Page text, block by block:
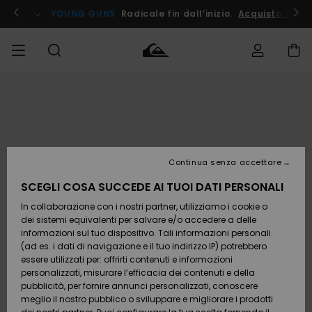
informazioni
prodotto
! YOUNG GUNS Radicale fin dall’inizio. Acquista Ora
Accessori
Calzature
e
infradito
Surf /
Acqua
Accessori
Calzature
e
infradito
Surf /
Acqua
Nuovi
Da
Scoprire
Snow
SURF
Highlights
Comunità
SNOW
Shop
Snow
Shop
Donna
OUTLET
Outlet
Donna
Pagamento
Buono regalo
Quiksilver
Freedom
SCEGLI COSA SUCCEDE AI TUOI DATI PERSONALI
In collaborazione con i nostri partner, utilizziamo i cookie o
dei sistemi equivalenti per salvare e/o accedere a delle
informazioni sul tuo dispositivo. Tali informazioni personali
(ad es. i dati di navigazione e il tuo indirizzo IP) potrebbero
essere utilizzati per: offrirti contenuti e informazioni
personalizzati, misurare l’efficacia dei contenuti e della
pubblicità, per fornire annunci personalizzati, conoscere
meglio il nostro pubblico o sviluppare e migliorare i prodotti
Continua senza accettare